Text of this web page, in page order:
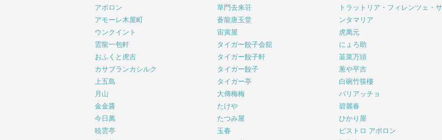
アポロン
アモーレ木屋町
ウンクイント
雲龍一包軒
おふくと虎吉
カサブランカシルク
上五島
月山
金金醤
今日萬
暁雲亭
草門去来荘
蒼龍唐玉堂
宙寅屋
タイガー餃子会舘
タイガー餃子軒
タイガー餃子
タイガー亭
大傳梅梅
たけや
たつみ屋
玉春
トラットリア・フィレンツェ・
ンタマリア
虎萬元
にょろ助
韮菜万頭
葱や平吉
白碗竹筷樓
パリアッチョ
碧麗春
ひかり屋
ビストロ アポロン